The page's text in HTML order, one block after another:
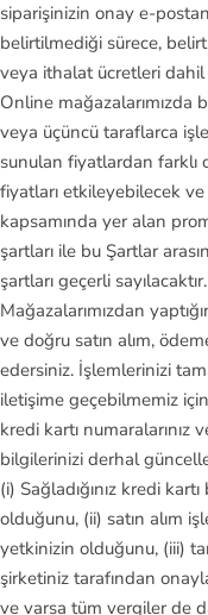
V
an
s
Vi
ct
or
in
ox
siparişinizin onay e-
belirtilmediği sürece,
veya ithalat ücretleri
Online
veya üçüncü taraflarca
sunulan fiyatlardan farklı
fiyatları etkileyebilecek
kapsamında yer alan
şartları ile bu Şartlar
şartları geçerli sayılacaktır.
Mağazalarımızdan
ve doğru satın alım,
edersiniz. İşlemlerinizi
iletişime geçebilmemiz
kredi kartı
bilgilerinizi derhal
(i) Sağladığınız kredi
olduğunu, (ii) satın alım
yetkinizin olduğunu, (iii)
şirketiniz tarafından
ve varsa tüm vergiler de